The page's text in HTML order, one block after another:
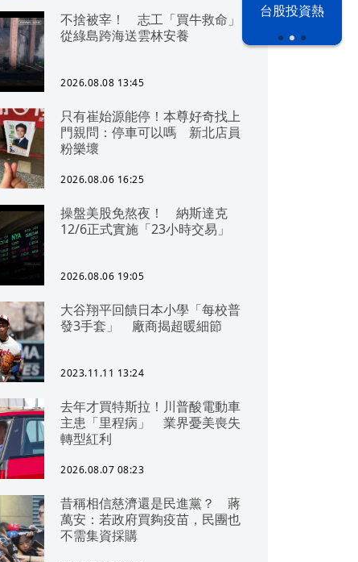
漢光42演習 台股投資熱
不捨被宰！ 志工「買牛救命」
從綠島跨海送雲林安養
2026.08.08 13:45
只有崔始源能停！本尊好奇找上
門親問：停車可以嗎 新北店員
粉樂壞
2026.08.06 16:25
操盤美股免熬夜！ 納斯達克
12/6正式實施「23小時交易」
2026.08.06 19:05
大谷翔平回饋日本小學「每校普
發3手套」 廠商揭超暖細節
2023.11.11 13:24
去年才買特斯拉！川普酸電動車
主患「里程病」 業界憂美喪失
轉型紅利
2026.08.07 08:23
昔稱相信慈濟還是民進黨？ 蔣
萬安：若政府買夠疫苗，民團也
不需集資採購